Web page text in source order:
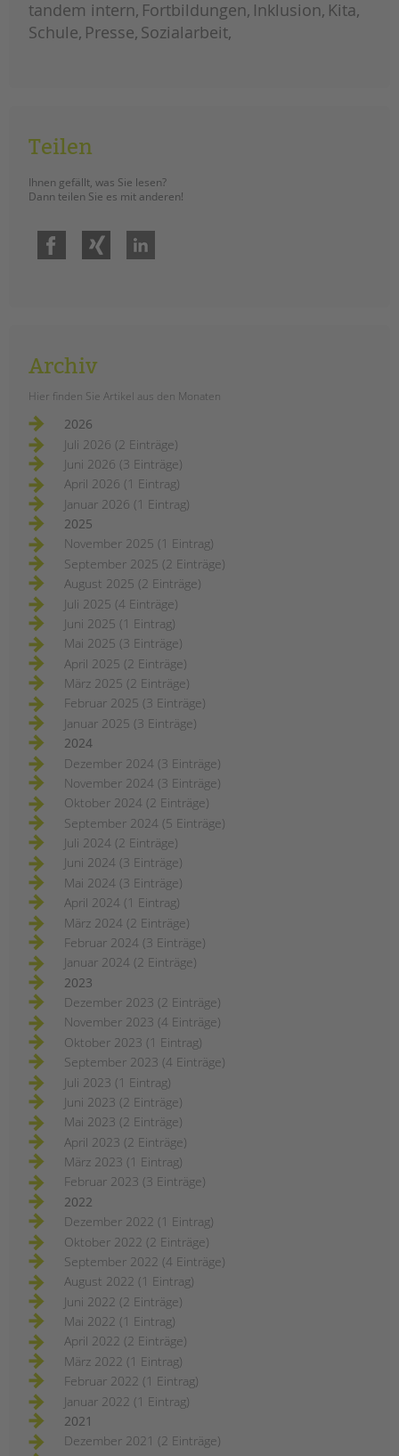
tandem intern Fortbildungen Inklusion Kita
Schule Presse Sozialarbeit
Teilen
Ihnen gefällt, was Sie lesen?
Dann teilen Sie es mit anderen!
Facebook
Archiv
Hier finden Sie Artikel aus den Monaten
2026
Juli 2026 (2 Einträge)
Juni 2026 (3 Einträge)
April 2026 (1 Eintrag)
Januar 2026 (1 Eintrag)
2025
November 2025 (1 Eintrag)
September 2025 (2 Einträge)
August 2025 (2 Einträge)
Juli 2025 (4 Einträge)
Juni 2025 (1 Eintrag)
Mai 2025 (3 Einträge)
April 2025 (2 Einträge)
März 2025 (2 Einträge)
Februar 2025 (3 Einträge)
Januar 2025 (3 Einträge)
2024
Dezember 2024 (3 Einträge)
November 2024 (3 Einträge)
Oktober 2024 (2 Einträge)
September 2024 (5 Einträge)
Juli 2024 (2 Einträge)
Juni 2024 (3 Einträge)
Mai 2024 (3 Einträge)
April 2024 (1 Eintrag)
März 2024 (2 Einträge)
Februar 2024 (3 Einträge)
Januar 2024 (2 Einträge)
2023
Dezember 2023 (2 Einträge)
November 2023 (4 Einträge)
Oktober 2023 (1 Eintrag)
September 2023 (4 Einträge)
Juli 2023 (1 Eintrag)
Juni 2023 (2 Einträge)
Mai 2023 (2 Einträge)
April 2023 (2 Einträge)
März 2023 (1 Eintrag)
Februar 2023 (3 Einträge)
2022
Dezember 2022 (1 Eintrag)
Oktober 2022 (2 Einträge)
September 2022 (4 Einträge)
August 2022 (1 Eintrag)
Juni 2022 (2 Einträge)
Mai 2022 (1 Eintrag)
April 2022 (2 Einträge)
März 2022 (1 Eintrag)
Februar 2022 (1 Eintrag)
Januar 2022 (1 Eintrag)
2021
Dezember 2021 (2 Einträge)